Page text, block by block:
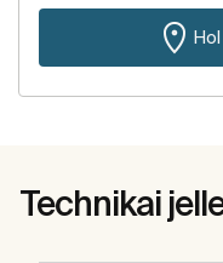
Technikai